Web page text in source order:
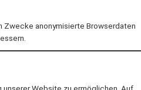
der Check-in-Schalter
anonymisierte Browserdaten
Website zu ermöglichen. Auf